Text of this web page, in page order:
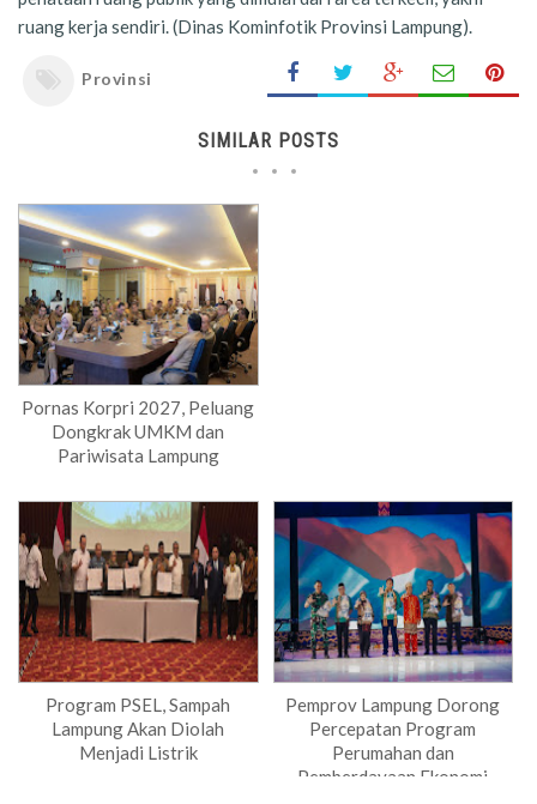
ruang kerja sendiri. (Dinas Kominfotik Provinsi Lampung).
Provinsi
SIMILAR POSTS
Pornas Korpri 2027, Peluang
Dongkrak UMKM dan
Pariwisata Lampung
Program PSEL, Sampah
Lampung Akan Diolah
Menjadi Listrik
Pemprov Lampung Dorong
Percepatan Program
Perumahan dan
Pemberdayaan Ekonomi